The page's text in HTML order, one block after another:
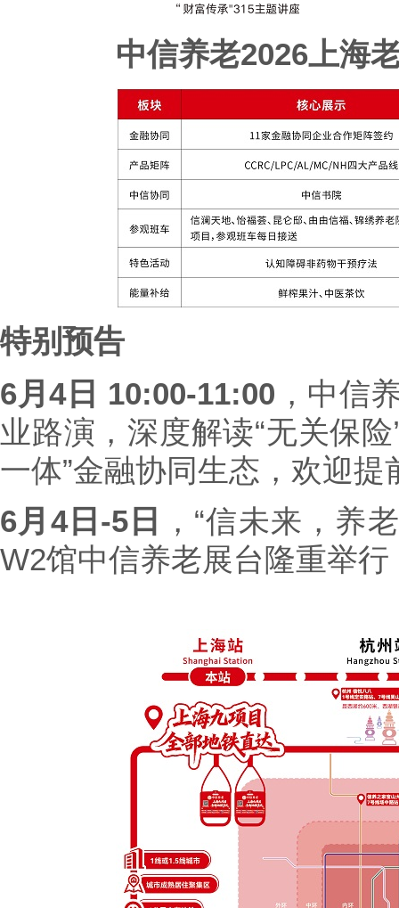
中信养老2026上海
特别预告
6月4日 10:00-11:00 ，中信
业路演，深度解读“无关保
一体”金融协同生态，欢迎提
6月4日-5日
，“信未来，养
W2馆中信养老展台隆重举